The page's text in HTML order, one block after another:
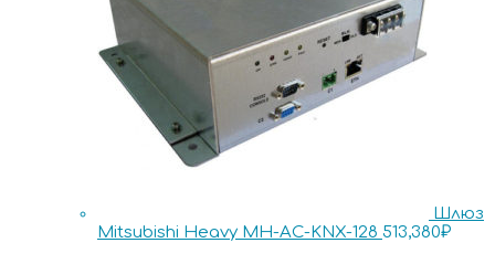
Шлюз
Mitsubishi Heavy MH-AC-KNX-128 513,380₽